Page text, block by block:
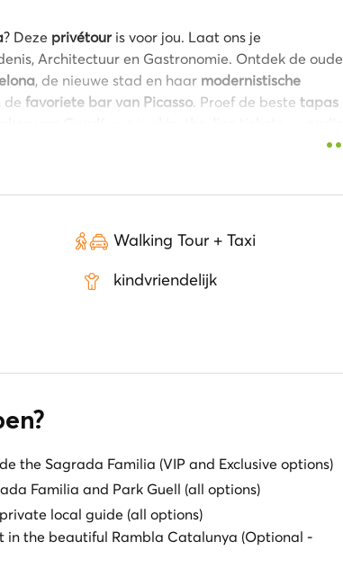
? Deze privétour is voor jou. Laat ons je
Architectuur en Gastronomie. Ontdek de oude
, de nieuwe stad en haar modernistische
de favoriete bar van Picasso. Proef de beste tapas
Walking Tour + Taxi
kindvriendelijk
the Sagrada Familia (VIP and Exclusive options)
Familia and Park Guell (all options)
local guide (all options)
in the beautiful Rambla Catalunya (Optional -